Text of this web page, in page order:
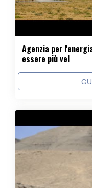
Agenzia per
essere più vel